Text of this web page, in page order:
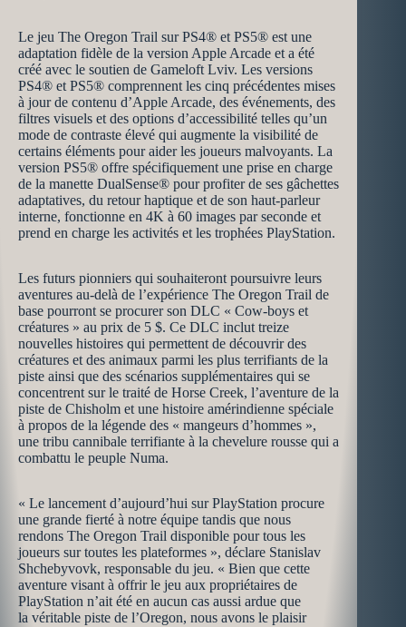
Le jeu The Oregon Trail sur PS4® et PS5® est une
adaptation fidèle de la version Apple Arcade et a été
créé avec le soutien de Gameloft Lviv. Les versions
PS4® et PS5® comprennent les cinq précédentes mises
à jour de contenu d’Apple Arcade, des événements, des
filtres visuels et des options d’accessibilité telles qu’un
mode de contraste élevé qui augmente la visibilité de
certains éléments pour aider les joueurs malvoyants. La
version PS5® offre spécifiquement une prise en charge
de la manette DualSense® pour profiter de ses gâchettes
adaptatives, du retour haptique et de son haut-parleur
interne, fonctionne en 4K à 60 images par seconde et
prend en charge les activités et les trophées PlayStation.
Les futurs pionniers qui souhaiteront poursuivre leurs
aventures au-delà de l’expérience The Oregon Trail de
base pourront se procurer son DLC « Cow-boys et
créatures » au prix de 5 $. Ce DLC inclut treize
nouvelles histoires qui permettent de découvrir des
créatures et des animaux parmi les plus terrifiants de la
piste ainsi que des scénarios supplémentaires qui se
concentrent sur le traité de Horse Creek, l’aventure de la
piste de Chisholm et une histoire amérindienne spéciale
à propos de la légende des « mangeurs d’hommes »,
une tribu cannibale terrifiante à la chevelure rousse qui a
combattu le peuple Numa.
« Le lancement d’aujourd’hui sur PlayStation procure
une grande fierté à notre équipe tandis que nous
rendons The Oregon Trail disponible pour tous les
joueurs sur toutes les plateformes », déclare Stanislav
Shchebyvovk, responsable du jeu. « Bien que cette
aventure visant à offrir le jeu aux propriétaires de
PlayStation n’ait été en aucun cas aussi ardue que
la véritable piste de l’Oregon, nous avons le plaisir